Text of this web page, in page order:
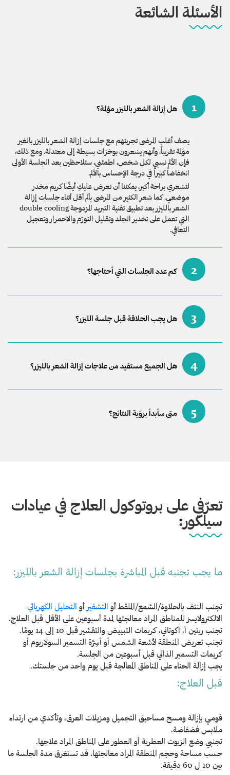
الأسئلة الشائعة
1 هل إزالة الشعر بالليزر مؤلمة؟
يصف أغلب المرضى تجربتهم مع جلسات إزالة الشعر بالليزر بالغير
مؤلمة تقريباً، وأنهم يشعرون بوخزات بسيطة إلى معتدلة. ومع ذلك،
فإن الألم نسبي لكل شخص، اطمئني، ستلاحظين بعد الجلسة الأولى
انخفاضاً كبيراً في درجة الإحساس بالألم.
لتشعري براحة أكبر، يمكننا أن نعرض عليكِ أيضًا كريم مخدر
موضعي. كما شعر الكثير من المرضى بألم أقل أثناء جلسات إزالة
الشعر بالليزر بعد تطبيق تقنية التبريد المزدوجة double cooling
التي تعمل على تخدير الجلد وتقليل التورّم والاحمرار وتعجيل
التعافي.
2 كم عدد الجلسات التي أحتاجها؟
3 هل يجب الحلاقة قبل جلسة الليزر؟
4 هل الجميع مستفيد من علاجات إزالة الشعر بالليزر؟
5 متى سأبدأ برؤية النتائج؟
تعرّفي على بروتوكول العلاج في عيادات
سيلكور:
ما يجب تجنبه قبل المباشرة بجلسات إزالة الشعر بالليزر:
تجنب النتف بالحلاوة/الشمع/الملقط أو التشقير أو التحليل الكهربائي
الالكترولايسز للمناطق المراد معالجتها لمدة أسبوعين على الأقل قبل العلاج.
تجنب ريتين أ، أكوتاني، كريمات التبييض والتقشير قبل 10 إلى 14 يومًا.
تجنب تعريض المنطقة لأشعة الشمس أو أسِرَّة التسمير السولاريوم أو
كريمات التسمير الذاتي قبل أسبوعين من الجلسة.
يجب إزالة الحناء على المناطق المعالجة قبل يوم واحد من جلستك.
قبل العلاج:
قومي بإزالة ومسح مساحيق التجميل ومزيلات العرق، وتأكدي من ارتداء
ملابس فضفاضة.
تجنبي وضع الزيوت العطرية أو العطور على المناطق المراد علاجها.
حسب مساحة وحجم المنطقة المراد معالجتها، قد تستغرق مدة الجلسة ما
بين 10 ل 60 دقيقة.